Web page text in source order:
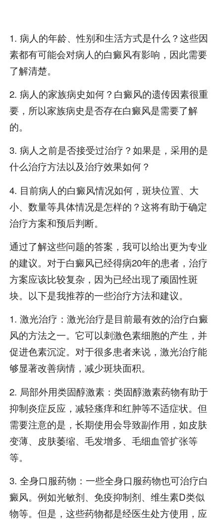
1. 病人的年龄、性别和生活方式是什么？这些因
素都有可能会对病人的白癜风有影响，因此需要
了解清楚。
2. 病人的家族病史如何？白癜风的遗传因素很重
要，所以家族病史是否存在白癜风是需要了解
的。
3. 病人之前是否接受过治疗？如果是，采用的是
什么治疗方法以及治疗效果如何？
4. 目前病人的白癜风情况如何，斑块位置、大
小、数量等具体情况是怎样的？这将有助于确定
治疗方案和预后判断。
通过了解这些问题的答案，我可以给出更为专业
的建议。对于白癜风已经得病20年的患者，治疗
方案应该比较复杂，因为已经出现了顽固性斑
块。以下是我推荐的一些治疗方法和建议。
1. 激光治疗：激光治疗是目前最有效的治疗白癜
风的方法之一。它可以刺激色素细胞的产生，并
促进色素沉淀。对于很多患者来说，激光治疗能
够显著改善病情，减少斑块面积。
2. 局部外用类固醇激素：类固醇激素药物有助于
抑制炎症反应，减轻瘙痒和红肿等不适症状。但
需要注意的是，长期使用会导致副作用，如皮肤
变薄、皮肤萎缩、毛发增多、毛细血管扩张等
等。
3. 全身口服药物：一些全身口服药物也可治疗白
癜风。例如光敏剂、免疫抑制剂、维生素D类似
物等。但是，这些药物都是经医生处方使用，应